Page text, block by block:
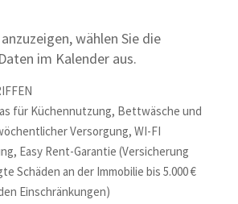
wählen Sie die
im Kalender aus.
für Küchennutzung, Bettwäsche und
Versorgung, WI-FI
Easy Rent-Garantie (Versicherung
Schäden an der Immobilie bis 5.000 €
Einschränkungen)